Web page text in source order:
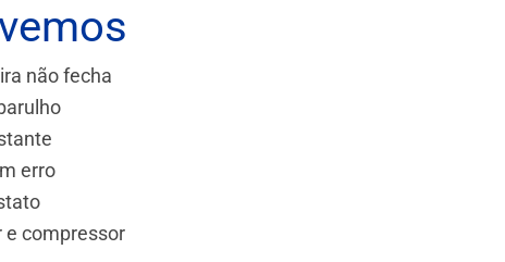
não fecha
erro
e compressor